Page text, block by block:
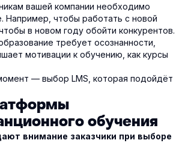
вашей компании необходимо
Например, чтобы работать с новой
в новом году обойти конкурентов.
требует осознанности,
мотивации к обучению, как курсы
— выбор LMS, которая подойдёт
обучения
внимание заказчики при выборе